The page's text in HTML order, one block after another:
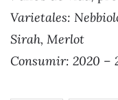
Varietales:
Sirah, Merlot
Consumir: 2020 –